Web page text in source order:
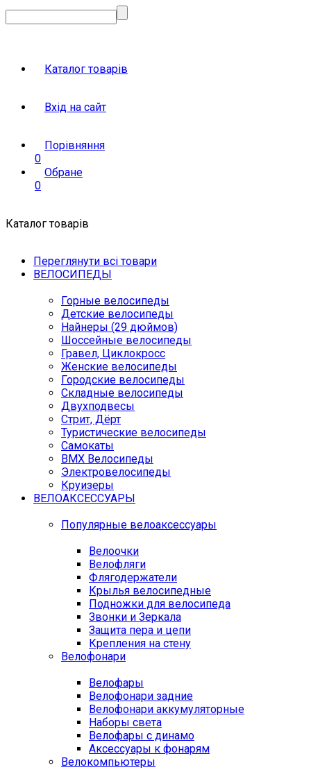
Каталог товарів
Вхід на сайт
Порівняння
0
Обране
0
Каталог товарів
Переглянути всі товари
ВЕЛОСИПЕДЫ
Горные велосипеды
Детские велосипеды
Найнеры (29 дюймов)
Шоссейные велосипеды
Гравел, Циклокросс
Женские велосипеды
Городcкие велосипеды
Складные велосипеды
Двухподвесы
Стрит, Дёрт
Туристические велосипеды
Самокаты
BMX Велосипеды
Электровелосипеды
Круизеры
ВЕЛОАКСЕССУАРЫ
Популярные велоаксессуары
Велоочки
Велофляги
Флягодержатели
Крылья велосипедные
Подножки для велосипеда
Звонки и Зеркала
Защита пера и цепи
Крепления на стену
Велофонари
Велофары
Велофонари задние
Велофонари аккумуляторные
Наборы света
Велофары с динамо
Аксессуары к фонарям
Велокомпьютеры